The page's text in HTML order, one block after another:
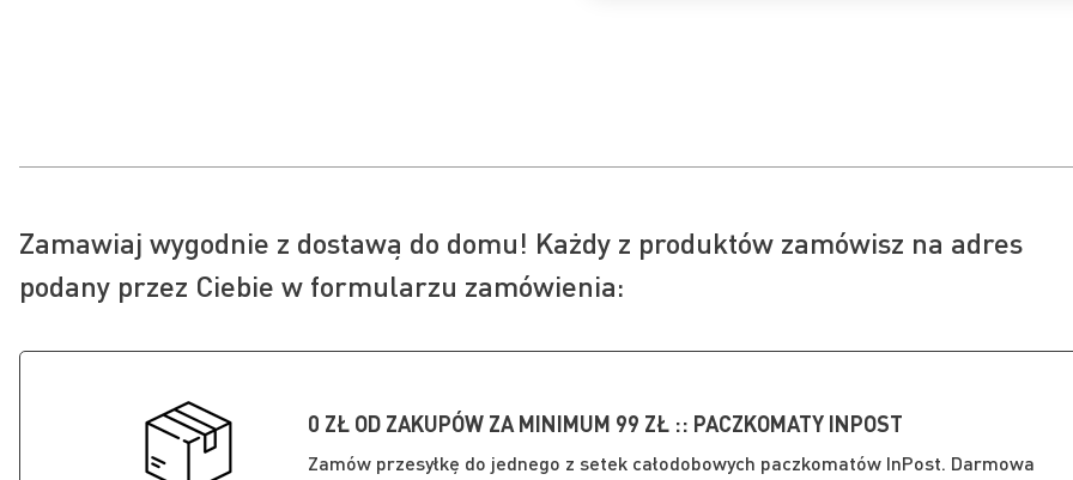
Zamawiaj wygodnie z dostawą do domu! Każdy z produktów zamówisz na adres
podany przez Ciebie w formularzu zamówienia:
0 ZŁ OD ZAKUPÓW ZA MINIMUM 99 ZŁ :: PACZKOMATY INPOST
Zamów przesyłkę do jednego z setek całodobowych paczkomatów InPost. Darmowa